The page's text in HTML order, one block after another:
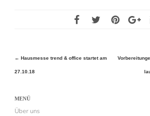
Beitragsnavigation
← Hausmesse trend & office startet am
27.10.18
MENÜ
Über uns